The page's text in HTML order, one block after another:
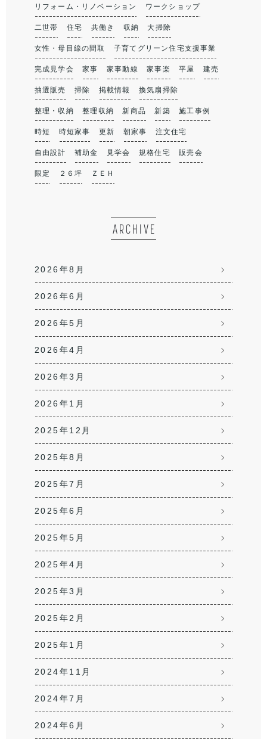
リフォーム・リノベーション ワークショップ
二世帯 住宅 共働き 収納 大掃除
女性・母目線の間取 子育てグリーン住宅支援事業
完成見学会 家事 家事動線 家事楽 平屋 建売
抽選販売 掃除 掲載情報 換気扇掃除
整理・収納 整理収納 新商品 新築 施工事例
時短 時短家事 更新 朝家事 注文住宅
自由設計 補助金 見学会 規格住宅 販売会
限定 ２６坪 ＺＥＨ
ARCHIVE
2026年8月
2026年6月
2026年5月
2026年4月
2026年3月
2026年1月
2025年12月
2025年8月
2025年7月
2025年6月
2025年5月
2025年4月
2025年3月
2025年2月
2025年1月
2024年11月
2024年7月
2024年6月